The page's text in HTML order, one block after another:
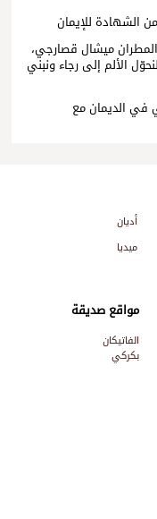
الشهادة للإيمان
المطران ميشال قصارجي،
الألم إلى رجاء ونبني
في الديمان مع
أديان
ميديا
مواقع صديقة
الفاتيكان
بكركي